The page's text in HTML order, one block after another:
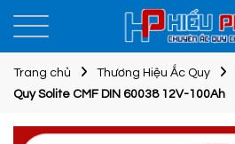
Trang chủ Thương Hiệu Ắc Quy
Quy Solite CMF DIN 60038 12V-100Ah